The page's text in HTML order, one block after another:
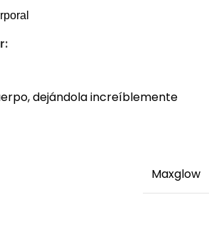
dejándola increíblemente
Maxglow